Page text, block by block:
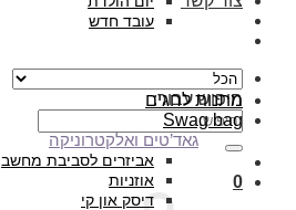
חיפוש עבור:
0
עובד חדש
מתנות לחגים
Swag bag
גאד’טים ואלקטרוניקה
אביזרים לסביבת מחשב
אוזניות
דיסק און קי